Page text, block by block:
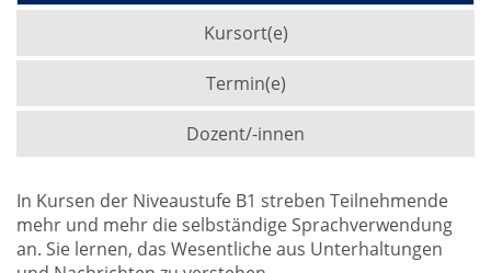
Kursort(e)
Termin(e)
Dozent/-innen
In Kursen der Niveaustufe B1 streben Teilnehmende
mehr und mehr die selbständige Sprachverwendung
an. Sie lernen, das Wesentliche aus Unterhaltungen